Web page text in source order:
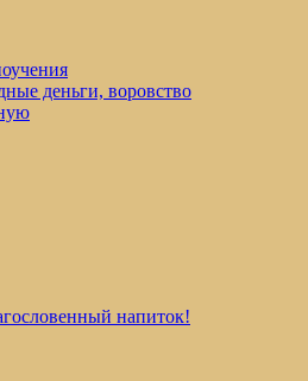
деньги, воровство
напиток!